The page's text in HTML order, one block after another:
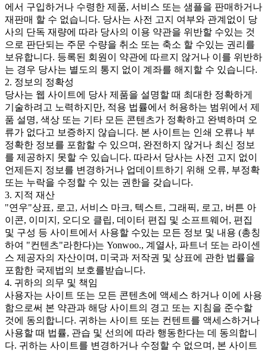
에서 구입하거나 수령한 제품, 서비스 또는 샘플을 판매하거나
재판매 할 수 없습니다. 당사는 사전 고지 여부와 관계없이 당
사의 단독 재량에 따라 당사의 이용 약관을 위반할 수있는 것
으로 판단되는 주문 수량을 취소 또는 축소 할 수있는 권리를
보유합니다. 등록된 회원이 약관에 따르지 않거나 이를 위반하
는 경우 당사는 별도의 통지 없이 계좌를 해지할 수 있습니다.
2. 정보의 정확성
당사는 웹 사이트에 당사 제품을 설명할 때 최대한 정확하게
기술하려고 노력하지만, 적용 법률에서 허용하는 범위에서 제
품 설명, 색상 또는 기타 모든 콘텐츠가 정확하고 완벽하며 오
류가 없다고 보증하지 않습니다. 본 사이트는 인쇄 오류나 부
정확한 정보를 포함할 수 있으며, 완전하지 않거나 최신 정보
를 제공하지 못할 수 있습니다. 따라서 당사는 사전 고지 없이
언제든지 정보를 변경하거나 업데이트하기 위해 오류, 부정확
또는 누락을 수정할 수 있는 권한을 갖습니다.
3. 지적 재산
"연우"상표, 로고, 서비스 마크, 텍스트, 그래픽, 로고, 버튼 아
이콘, 이미지, 오디오 클립, 데이터 편집 및 소프트웨어, 편집
및 구성 등 사이트에서 사용할 수있는 모든 정보 및 내용 (총칭
하여 "컨텐츠"라한다)는 Yonwoo., 계열사, 파트너 또는 라이센
스 제공자의 자산이며, 미국과 저작권 및 상표에 관한 법률을
포함한 국제법의 보호를받습니다.
4. 귀하의 의무 및 책임
사용자는 사이트 또는 모든 콘텐츠에 액세스 하거나 이에 사용
함으로써 본 약관과 해당 사이트의 경고 또는 지침을 준수할
것에 동의합니다. 귀하는 사이트 또는 컨텐트를 액세스하거나
사용할 때 법률, 관습 및 선의에 따라 행동한다는 데 동의합니
다. 귀하는 사이트를 변경하거나 수정할 수 없으며, 본 사이트